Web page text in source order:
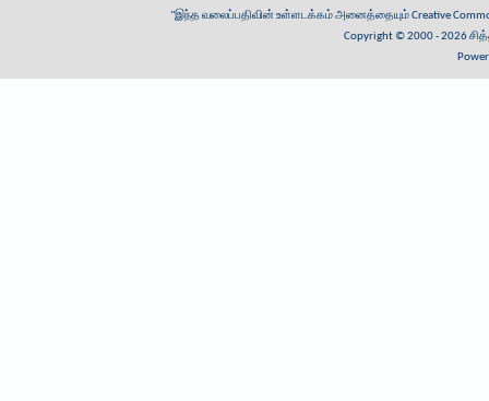
"இந்த வலைப்பதிவின் உள்ளடக்கம் அனைத்தையும்Creative
Copyright © 2000 - 2026